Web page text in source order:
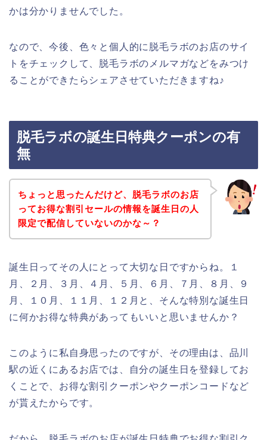
かは分かりませんでした。
なので、今後、色々と個人的に脱毛ラボのお店のサイ
トをチェックして、脱毛ラボのメルマガなどをみつけ
ることができたらシェアさせていただきますね♪
脱毛ラボの誕生日特典クーポンの有
無
ちょっと思ったんだけど、脱毛ラボのお店
ってお得な割引セールの情報を誕生日の人
限定で配信していないのかな～？
誕生日ってその人にとって大切な日ですからね。１
月、２月、３月、４月、５月、６月、７月、８月、９
月、１０月、１１月、１２月と、そんな特別な誕生日
に何かお得な特典があってもいいと思いませんか？
このように私自身思ったのですが、その理由は、品川
駅の近くにあるお店では、自分の誕生日を登録してお
くことで、お得な割引クーポンやクーポンコードなど
が貰えたからです。